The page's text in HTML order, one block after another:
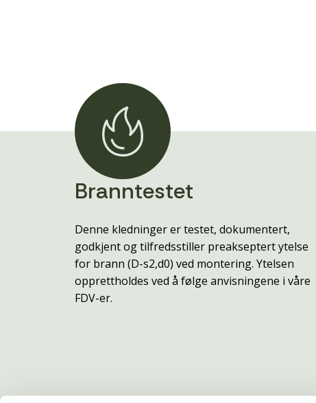
Branntestet
Denne kledninger er testet, dokumentert,
godkjent og tilfredsstiller preakseptert ytelse
for brann (D-s2,d0) ved montering. Ytelsen
opprettholdes ved å følge anvisningene i våre
FDV-er.